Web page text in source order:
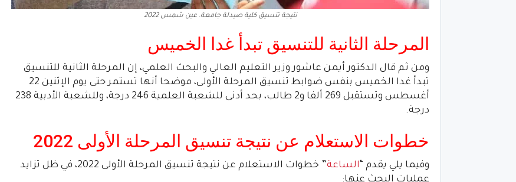
نتيجة تنسيق كلية صيدلة جامعة. عين شمس 2022
المرحلة الثانية للتنسيق تبدأ غدا الخميس
ومن ثم قال الدكتور أيمن عاشور وزير التعليم العالي والبحث العلمي، إن المرحلة الثانية للتنسيق
تبدأ غدا الخميس بنفس ضوابط تنسيق المرحلة الأولى، موضحا أنها تستمر حتى يوم الإثنين 22
أغسطس وتستقبل 269 ألفا و2 طالب، بحد أدنى للشعبة العلمية 246 درجة، وللشعبة الأدبية 238
درجة.
خطوات الاستعلام عن نتيجة تنسيق المرحلة الأولى 2022
وفيما يلي يقدم “الساعة
” خطوات الاستعلام عن نتيجة تنسيق المرحلة الأولى 2022، في ظل تزايد
عمليات البحث عنها: